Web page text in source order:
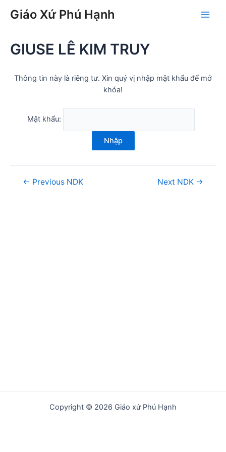
Giáo Xứ Phú Hạnh
Main
GIUSE LÊ KIM TRUY
Thông tin này là riêng tư. Xin quý vị nhập mật khẩu để mở
khóa!
Mật khẩu:
Nhập
navigation
← Previous NDK Next NDK →
Copyright © 2026 Giáo xứ Phú Hạnh